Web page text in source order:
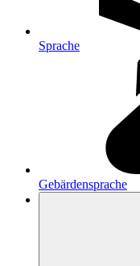
Sprache
Gebärdensprache